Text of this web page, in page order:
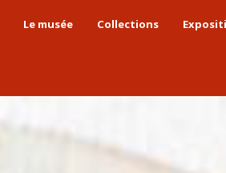
Le musée Collections